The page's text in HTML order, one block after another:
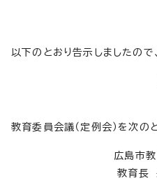
以下のとおり告示しましたので
教育委員会議（定例会）を次の
広島市
教育長